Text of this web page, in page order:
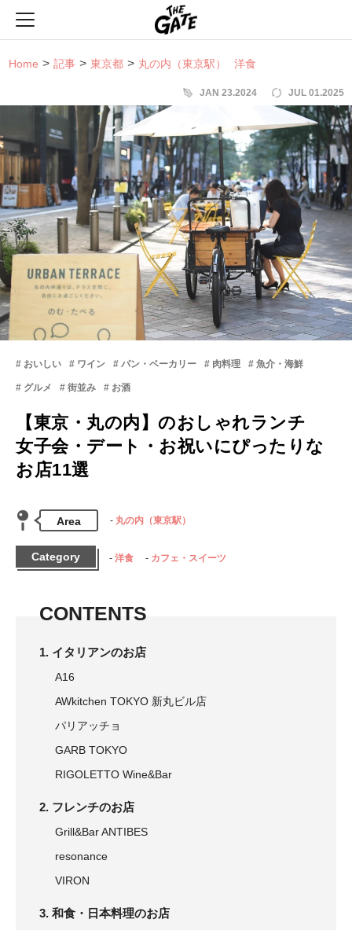
Home 記事 東京都 丸の内（東京駅） 洋食
JAN 23.2024 JUL 01.2025
おいしい ワイン パン・ベーカリー 肉料理 魚介・海鮮
グルメ 街並み お酒
【東京・丸の内】のおしゃれランチ
女子会・デート・お祝いにぴったりな
お店11選
Area 丸の内（東京駅）
Category 洋食 カフェ・スイーツ
CONTENTS
1. イタリアンのお店
A16
AWkitchen TOKYO 新丸ビル店
パリアッチョ
GARB TOKYO
RIGOLETTO Wine&Bar
2. フレンチのお店
Grill&Bar ANTIBES
resonance
VIRON
3. 和食・日本料理のお店